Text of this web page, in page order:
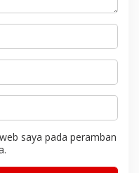
saya pada peramban